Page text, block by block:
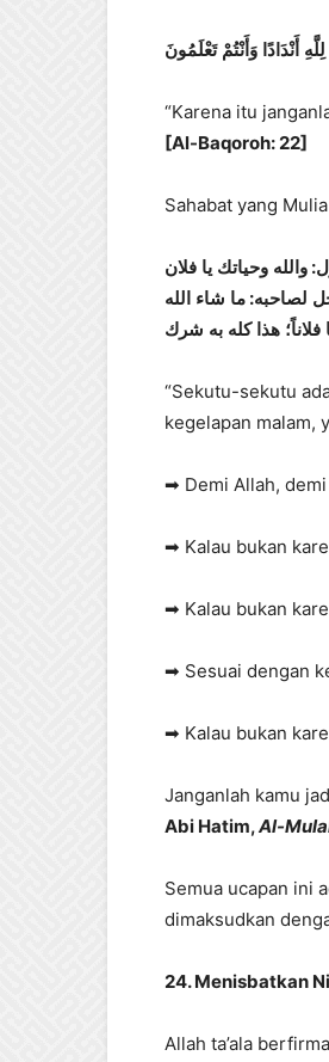
لِلَّهِ أَنْدَادًا وَأَنْتُمْ تَعْلَمُونَ
“Karena itu
[Al-Baqoroh: 22]
Sahabat yang
: والله وحياتك يا فلان
لصاحبه: ما شاء الله
فلاناً؛ هذا كله به شرك
“Sekutu-sekutu
kegelapan malam,
➡ Demi Allah,
➡ Kalau bukan
➡ Kalau bukan
➡ Sesuai dengan
➡ Kalau bukan
Janganlah kamu
Abi Hatim,Al-
Semua ucapan ini
dimaksudkan
24. Menisbatkan
Allah ta’ala